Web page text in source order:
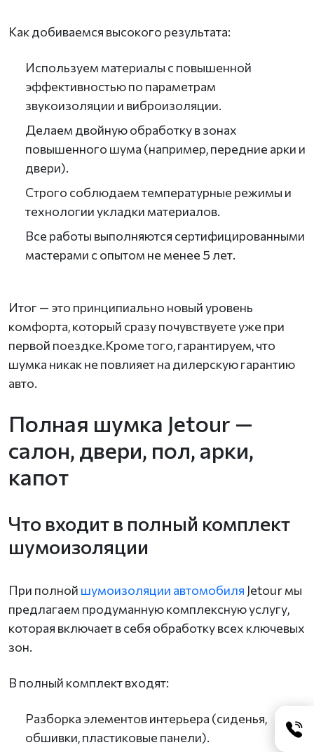
Как добиваемся высокого результата:
Используем материалы с повышенной
эффективностью по параметрам
звукоизоляции и виброизоляции.
Делаем двойную обработку в зонах
повышенного шума (например, передние арки и
двери).
Строго соблюдаем температурные режимы и
технологии укладки материалов.
Все работы выполняются сертифицированными
мастерами с опытом не менее 5 лет.
Итог — это принципиально новый уровень
комфорта, который сразу почувствуете уже при
первой поездке.Кроме того, гарантируем, что
шумка никак не повлияет на дилерскую гарантию
авто.
Полная шумка Jetour —
салон, двери, пол, арки,
капот
Что входит в полный комплект
шумоизоляции
При полной шумоизоляции автомобиля Jetour мы
предлагаем продуманную комплексную услугу,
которая включает в себя обработку всех ключевых
зон.
В полный комплект входят:
Разборка элементов интерьера (сиденья,
обшивки, пластиковые панели).